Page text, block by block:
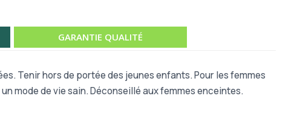
GARANTIE QUALITÉ
Tenir hors de portée des jeunes enfants. Pour les femmes
mode de vie sain. Déconseillé aux femmes enceintes.